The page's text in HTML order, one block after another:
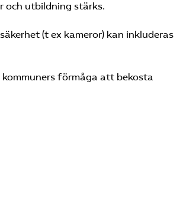
och utbildning stärks.
(t ex kameror) kan inkluderas
förmåga att bekosta